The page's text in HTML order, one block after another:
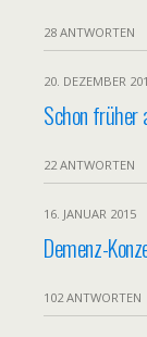
28 ANTWORTEN
20. DEZEMBER
Schon früher
22 ANTWORTEN
16. JANUAR 2015
Demenz-
102 ANTWORTEN